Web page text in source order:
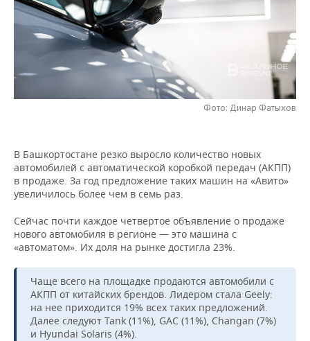
ОПК
ТРАНСПОРТ
IT
ТЕЛЕКОММУНИКАЦИИ
НОВОСТИ МЕРОПРИЯТИЙ
ВЫЕЗДНАЯ РЕДАКЦИЯ
БИЗНЕС-БРАНЧИ
СПОРТ
НОВОСТИ СПОРТА
ФУТБОЛ
ВОЛЕЙБОЛ
ФИГУРНОЕ КАТАНИЕ
ВОДНЫЕ ВИДЫ СПОРТА
ХОККЕЙ С МЯЧОМ
ОБЩЕСТВО
НОВОСТИ ОБЩЕСТВА
ИСТОРИЯ
МЕДИЦИНА
ОБРАЗОВАНИЕ
ПРОИСШЕСТВИЯ
ФОТОГАЛЕРЕЯ
СПИСОК ПЕРСОН
ПОЛНАЯ ВЕРСИЯ
Фото: Динар Фатыхов
В Башкортостане резко выросло количество новых
автомобилей с автоматической коробкой передач (АКПП)
в продаже. За год предложение таких машин на «Авито»
увеличилось более чем в семь раз.
Сейчас почти каждое четвертое объявление о продаже
нового автомобиля в регионе — это машина с
«автоматом». Их доля на рынке достигла 23%.
Чаще всего на площадке продаются автомобили с
АКПП от китайских брендов. Лидером стала Geely:
на нее приходится 19% всех таких предложений.
Далее следуют Tank (11%), GAC (11%), Changan (7%)
и Hyundai Solaris (4%).